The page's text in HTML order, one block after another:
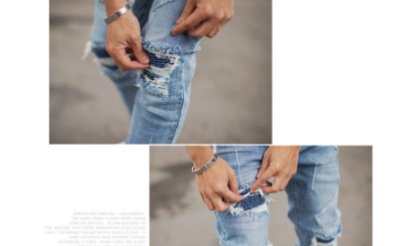
３．未成年的使用者請事先徵得法定代理人或監護人之同意方可使用
「AFTEE先享後付」，若未經同意申辦者引起之損失，本公司不負相關責
４．使用「AFTEE先享後付」時，將依據個別帳號之用戶狀況，依本公司即
時審查核予不同之上限額度；若仍有額度不足之情形，本公司將視審查結果
請求用戶進行身份認證。
５．嚴禁一人註冊多個帳號或使用他人資訊註冊。若發現惡意使用之情形，
恩沛科技股份有限公司將有權停止該用戶之使用額度並採取法律行動。